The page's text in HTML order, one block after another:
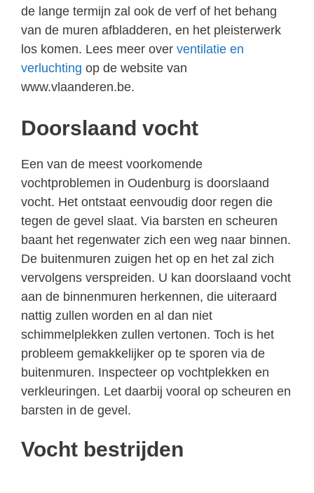
de lange termijn zal ook de verf of het behang
van de muren afbladderen, en het pleisterwerk
los komen. Lees meer over ventilatie en
verluchting op de website van
www.vlaanderen.be.
Doorslaand vocht
Een van de meest voorkomende
vochtproblemen in Oudenburg is doorslaand
vocht. Het ontstaat eenvoudig door regen die
tegen de gevel slaat. Via barsten en scheuren
baant het regenwater zich een weg naar binnen.
De buitenmuren zuigen het op en het zal zich
vervolgens verspreiden. U kan doorslaand vocht
aan de binnenmuren herkennen, die uiteraard
nattig zullen worden en al dan niet
schimmelplekken zullen vertonen. Toch is het
probleem gemakkelijker op te sporen via de
buitenmuren. Inspecteer op vochtplekken en
verkleuringen. Let daarbij vooral op scheuren en
barsten in de gevel.
Vocht bestrijden